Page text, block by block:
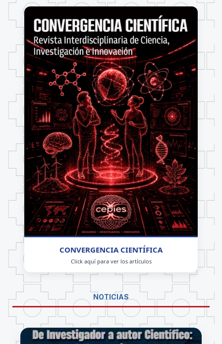
CONVERGENCIA CIENTÍFICA
Click aquí para ver los artículos
NOTICIAS